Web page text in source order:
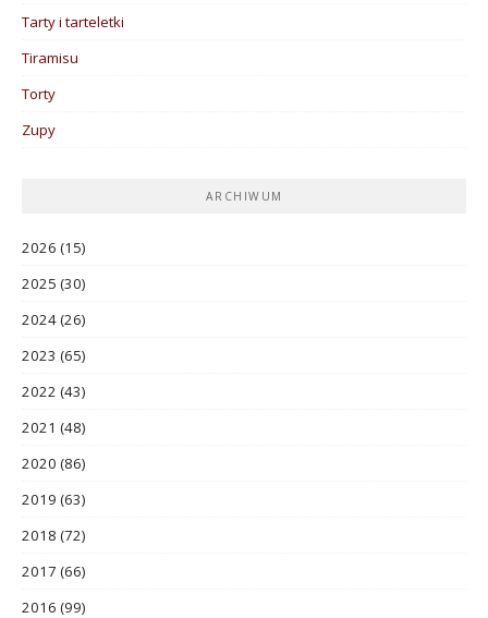
Tarty i tarteletki
Tiramisu
Torty
Zupy
ARCHIWUM
2026 (15)
2025 (30)
2024(26)
2023 (65)
2022 (43)
2021 (48)
2020 (86)
2019 (63)
2018 (72)
2017 (66)
2016 (99)